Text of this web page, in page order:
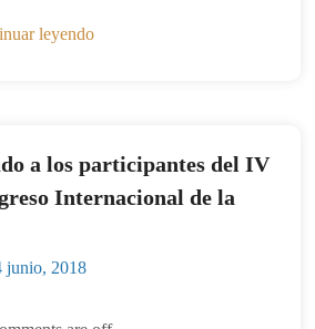
leyendo
a los participantes del IV
Internacional de la
junio, 2018